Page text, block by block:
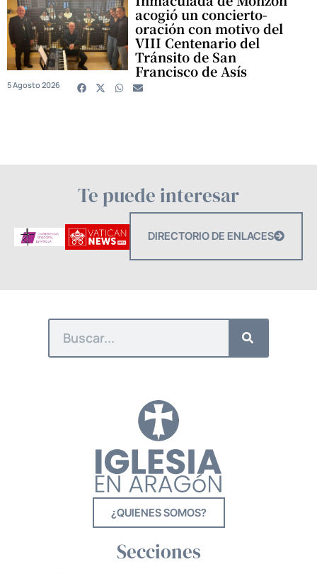
acogió un concierto-
oración con motivo del
VIII Centenario del
Tránsito de San
Francisco de Asís
5 Agosto 2026
Te puede interesar
DIRECTORIO DE ENLACES
¿QUIENES SOMOS?
Secciones